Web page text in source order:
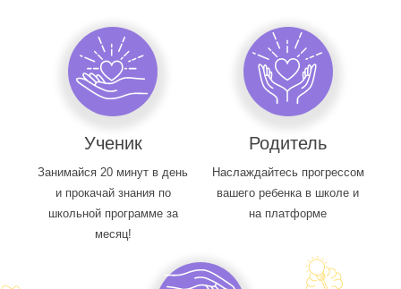
Ученик
Занимайся 20 минут в день
и прокачай знания по
школьной программе за
месяц!
Родитель
Наслаждайтесь прогрессом
вашего ребенка в школе и
на платформе